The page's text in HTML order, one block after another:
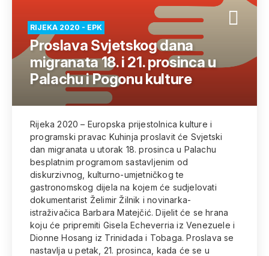
RIJEKA 2020 - EPK
Proslava Svjetskog dana
migranata 18. i 21. prosinca u
Palachu i Pogonu kulture
Rijeka 2020 – Europska prijestolnica kulture i
programski pravac Kuhinja proslavit će Svjetski
dan migranata u utorak 18. prosinca u Palachu
besplatnim programom sastavljenim od
diskurzivnog, kulturno-umjetničkog te
gastronomskog dijela na kojem će sudjelovati
dokumentarist Želimir Žilnik i novinarka-
istraživačica Barbara Matejčić. Dijelit će se hrana
koju će pripremiti Gisela Echeverria iz Venezuele i
Dionne Hosang iz Trinidada i Tobaga. Proslava se
nastavlja u petak, 21. prosinca, kada će se u